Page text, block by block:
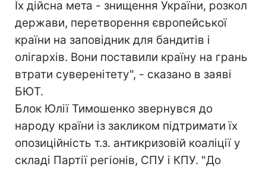
Їх дійсна мета - знищення України, розкол
держави, перетворення європейської
країни на заповідник для бандитів і
олігархів. Вони поставили країну на грань
втрати суверенітету", - сказано в заяві
БЮТ.
Блок Юлії Тимошенко звернувся до
народу країни із закликом підтримати їх
опозиційність т.з. антикризовій коаліції у
складі Партії регіонів, СПУ і КПУ. "До